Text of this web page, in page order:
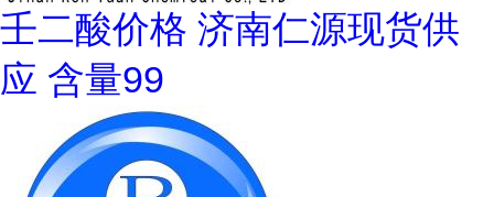
壬二酸价格 济南仁源现货供
应 含量99